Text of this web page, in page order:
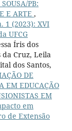
PB:
E ARTE ,
1 (2023): XVI
UFCG
Íris dos
da Cruz, Leila
dos Santos,
DE
EM EDUCAÇÃO
EM
em
de Extensão